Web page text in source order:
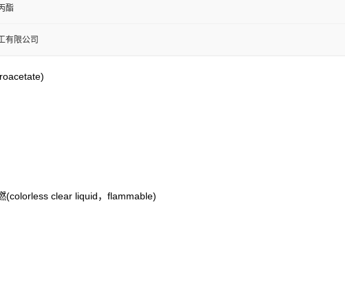
酯
有限公司
(colorless clear liquid，flammable)